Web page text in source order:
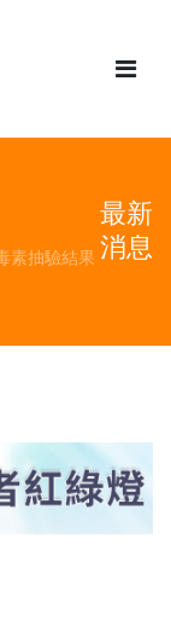
素抽驗結果
最新
消息